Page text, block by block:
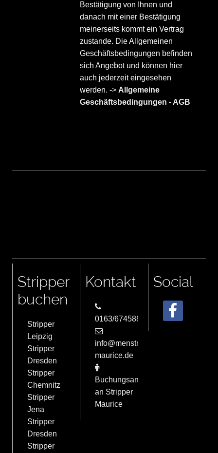
Bestätigung von Ihnen und
danach mit einer Bestätigung
meinerseits kommt ein Vertrag
zustande. Die Allgemeinen
Geschäftsbedingungen befinden
sich Angebot und können hier
auch jederzeit eingesehen
werden. ->Allgemeine
Geschäftsbedingungen - AGB
Stripper
buchen
Stripper
Leipzig
Stripper
Dresden
Stripper
Chemnitz
Stripper
Jena
Stripper
Dresden
Stripper
Kontakt
0163/6745884
info@menstrip-
maurice.de
Buchungsanfrage
an Stripper
Maurice
Social